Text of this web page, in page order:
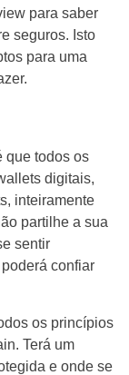
para saber
seguros. Isto
para uma
que todos os
digitais,
inteiramente
partilhe a sua
sentir
confiar
os princípios
Terá um
e onde se